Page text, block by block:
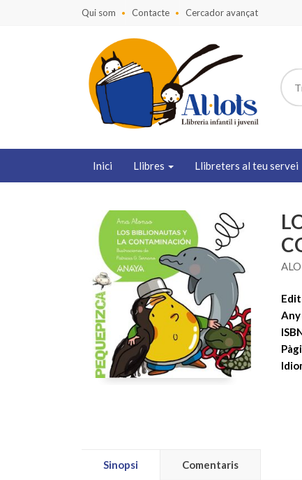
Qui som Contacte Cercador avançat
Inici Llibres Llibreters al teu servei
Sinopsi Comentaris